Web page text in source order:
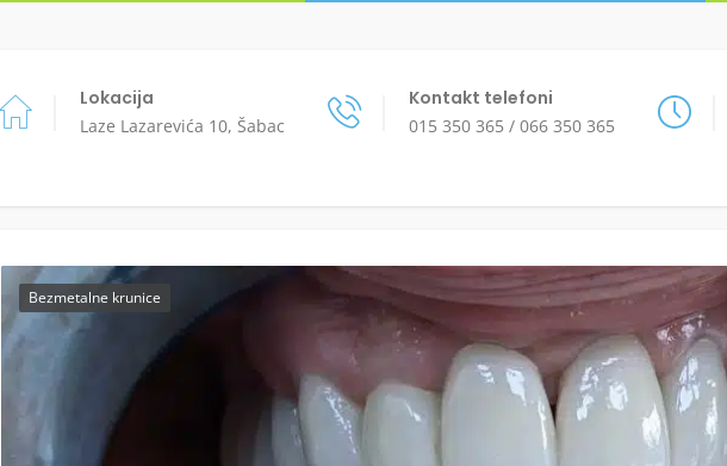
Lokacija
Laze Lazarevića 10, Šabac
Kontakt telefoni
015 350 365 / 066 350 365
Bezmetalne krunice